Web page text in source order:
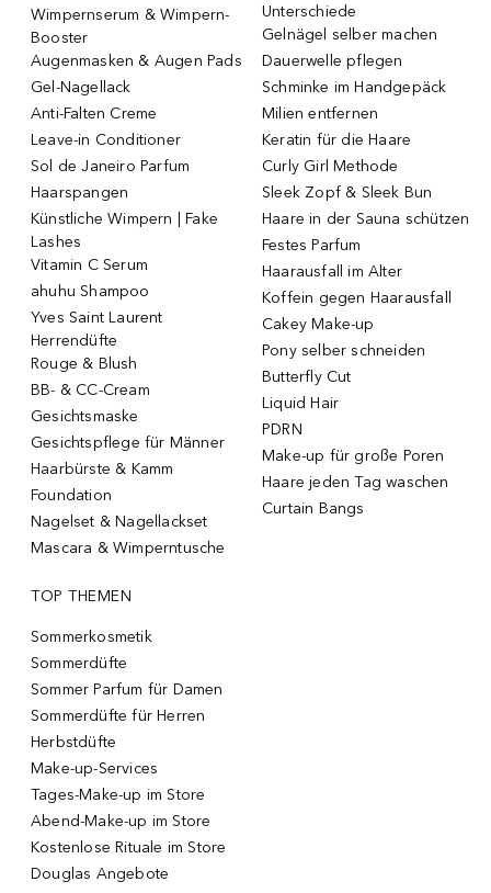
Wimpernserum & Wimpern-
Booster
Augenmasken & Augen Pads
Gel-Nagellack
Anti-Falten Creme
Leave-in Conditioner
Sol de Janeiro Parfum
Haarspangen
Künstliche Wimpern | Fake
Lashes
Vitamin C Serum
ahuhu Shampoo
Yves Saint Laurent
Herrendüfte
Rouge & Blush
BB- & CC-Cream
Gesichtsmaske
Gesichtspflege für Männer
Haarbürste & Kamm
Foundation
Nagelset & Nagellackset
Mascara & Wimperntusche
Unterschiede
Gelnägel selber machen
Dauerwelle pflegen
Schminke im Handgepäck
Milien entfernen
Keratin für die Haare
Curly Girl Methode
Sleek Zopf & Sleek Bun
Haare in der Sauna schützen
Festes Parfum
Haarausfall im Alter
Koffein gegen Haarausfall
Cakey Make-up
Pony selber schneiden
Butterfly Cut
Liquid Hair
PDRN
Make-up für große Poren
Haare jeden Tag waschen
Curtain Bangs
TOP THEMEN
Sommerkosmetik
Sommerdüfte
Sommer Parfum für Damen
Sommerdüfte für Herren
Herbstdüfte
Make-up-Services
Tages-Make-up im Store
Abend-Make-up im Store
Kostenlose Rituale im Store
Douglas Angebote